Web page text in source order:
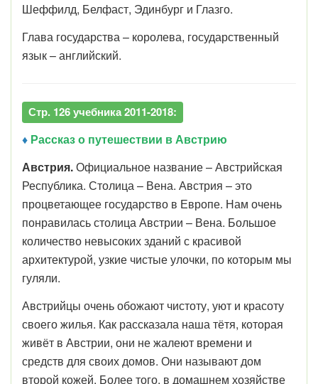
Шеффилд, Белфаст, Эдинбург и Глазго.
Глава государства – королева, государственный
язык – английский.
Стр. 126 учебника 2011-2018:
♦ Рассказ о путешествии в Австрию
Австрия.Официальное название – Австрийская
Республика. Столица – Вена. Австрия – это
процветающее государство в Европе. Нам очень
понравилась столица Австрии – Вена. Большое
количество невысоких зданий с красивой
архитектурой, узкие чистые улочки, по которым мы
гуляли.
Австрийцы очень обожают чистоту, уют и красоту
своего жилья. Как рассказала наша тётя, которая
живёт в Австрии, они не жалеют времени и
средств для своих домов. Они называют дом
второй кожей. Более того, в домашнем хозяйстве